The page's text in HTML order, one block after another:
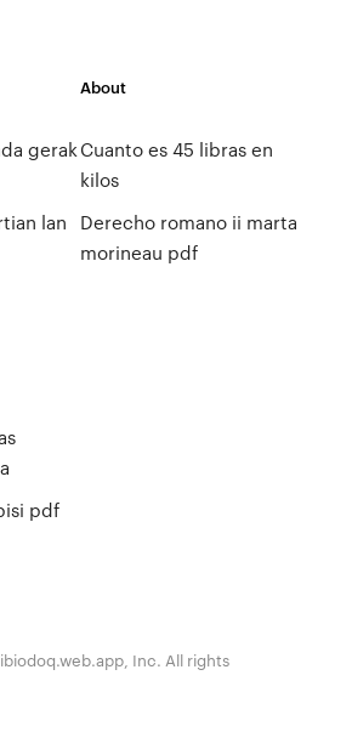
gerak
lan
About
Cuanto es 45 libras en
kilos
Derecho romano ii marta
morineau pdf
pdf
Inc. All rights